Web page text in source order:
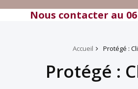
Nous contacter au 06
Accueil Protégé :
Protégé :